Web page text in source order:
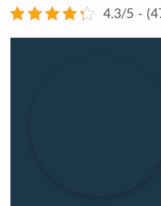
4.3/5 -